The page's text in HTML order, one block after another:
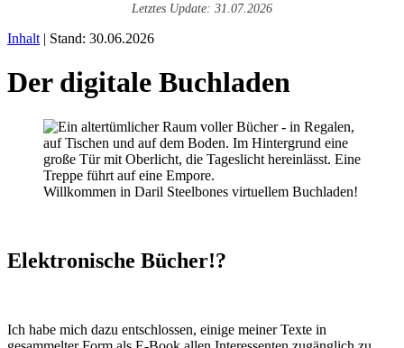
Letztes Update: 31.07.2026
Inhalt | Stand: 30.06.2026
Der digitale Buchladen
Willkommen in Daril Steelbones virtuellem Buchladen!
Elektronische Bücher!?
Ich habe mich dazu entschlossen, einige meiner Texte in